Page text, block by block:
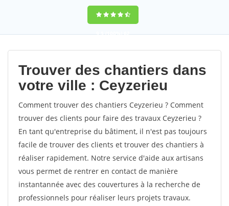
9,5(100%)62
votes
Trouver des chantiers dans
votre ville : Ceyzerieu
Comment trouver des chantiers Ceyzerieu ? Comment
trouver des clients pour faire des travaux Ceyzerieu ?
En tant qu'entreprise du bâtiment, il n'est pas toujours
facile de trouver des clients et trouver des chantiers à
réaliser rapidement. Notre service d'aide aux artisans
vous permet de rentrer en contact de manière
instantannée avec des couvertures à la recherche de
professionnels pour réaliser leurs projets travaux.